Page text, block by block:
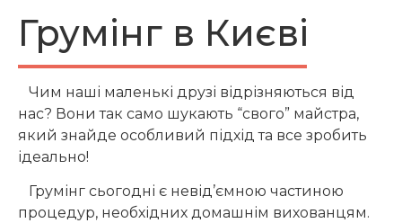
Грумінг в Києві
Чим наші маленькі друзі відрізняються від
нас? Вони так само шукають “свого” майстра,
який знайде особливий підхід та все зробить
ідеально!
Грумінг сьогодні є невід’ємною частиною
процедур, необхідних домашнім вихованцям.